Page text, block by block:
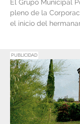
El Grupo Municipal
pleno de la
el inicio del
PUBLICIDAD